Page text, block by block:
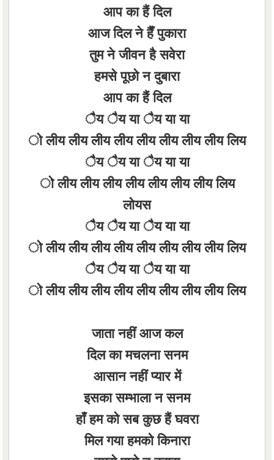
आप का हैं दिल
आज दिल ने हैँ पुकारा
तुम ने जीवन है सवेरा
हमसे पूछो न दुबारा
आप का हैं दिल
ैय ैय या ैय या या
ो लीय लीय लीय लीय लीय लीय लीय लीय लिय
ैय ैय या ैय या या
ो लीय लीय लीय लीय लीय लीय लीय लिय
लोयस
ैय ैय या ैय या या
ो लीय लीय लीय लीय लीय लीय लीय लीय लिय
ैय ैय या ैय या या
ो लीय लीय लीय लीय लीय लीय लीय लीय लिय
जाता नहीं आज कल
दिल का मचलना सनम
आसान नहीं प्यार में
इसका सम्भाला न सनम
हाँ हम को सब कुछ हैं घवरा
मिल गया हमको किनारा